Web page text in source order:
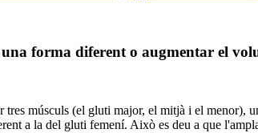
forma diferent o augmentar el
tres músculs (el gluti major, el mitjà i el menor),
a la del gluti femení. Això es deu a que